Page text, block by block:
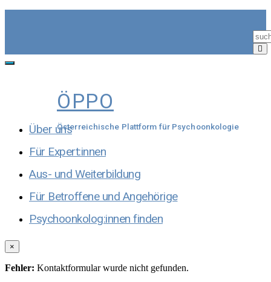
Toggle
ÖPPO
Österreichische Plattform für Psychoonkologie
Über uns
Für Expert:innen
Aus- und Weiterbildung
Für Betroffene und Angehörige
Psychoonkolog:innen finden
×
Fehler: Kontaktformular wurde nicht gefunden.